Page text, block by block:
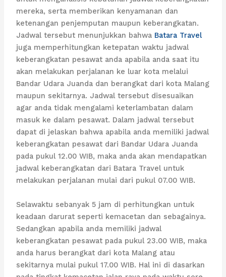
mereka, serta memberikan kenyamanan dan
ketenangan penjemputan maupun keberangkatan.
Jadwal tersebut menunjukkan bahwa Batara Travel
juga memperhitungkan ketepatan waktu jadwal
keberangkatan pesawat anda apabila anda saat itu
akan melakukan perjalanan ke luar kota melalui
Bandar Udara Juanda dan berangkat dari kota Malang
maupun sekitarnya. Jadwal tersebut disesuaikan
agar anda tidak mengalami keterlambatan dalam
masuk ke dalam pesawat. Dalam jadwal tersebut
dapat di jelaskan bahwa apabila anda memiliki jadwal
keberangkatan pesawat dari Bandar Udara Juanda
pada pukul 12.00 WIB, maka anda akan mendapatkan
jadwal keberangkatan dari Batara Travel untuk
melakukan perjalanan mulai dari pukul 07.00 WIB.
Selawaktu sebanyak 5 jam di perhitungkan untuk
keadaan darurat seperti kemacetan dan sebagainya.
Sedangkan apabila anda memiliki jadwal
keberangkatan pesawat pada pukul 23.00 WIB, maka
anda harus berangkat dari kota Malang atau
sekitarnya mulai pukul 17.00 WIB. Hal ini di dasarkan